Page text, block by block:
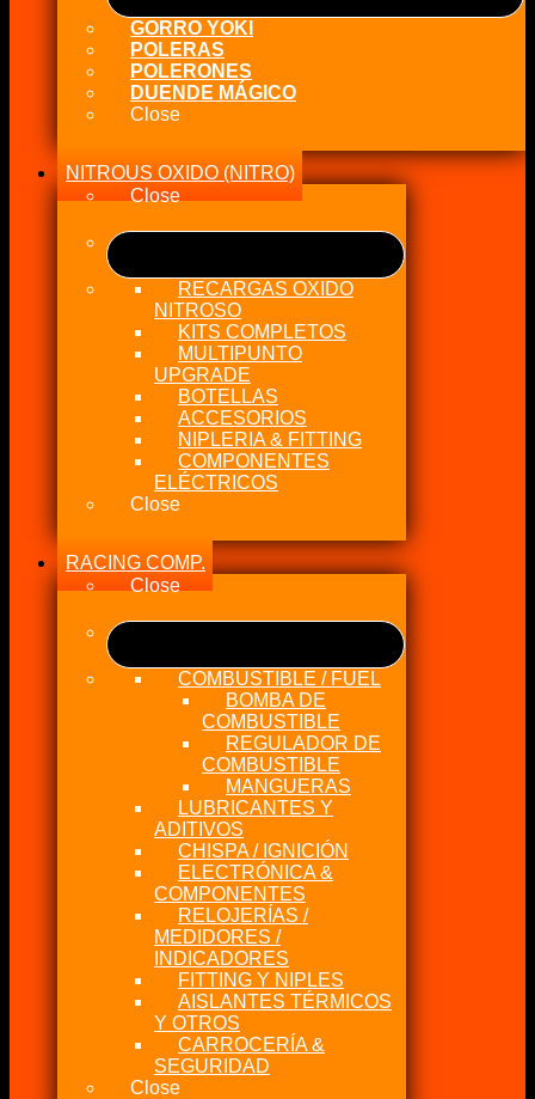
GORRO YOKI
POLERAS
POLERONES
DUENDE MÁGICO
Close
NITROUS OXIDO (NITRO)
Close
RECARGAS OXIDO
NITROSO
KITS COMPLETOS
MULTIPUNTO
UPGRADE
BOTELLAS
ACCESORIOS
NIPLERIA & FITTING
COMPONENTES
ELÉCTRICOS
Close
RACING COMP.
Close
COMBUSTIBLE / FUEL
BOMBA DE
COMBUSTIBLE
REGULADOR DE
COMBUSTIBLE
MANGUERAS
LUBRICANTES Y
ADITIVOS
CHISPA / IGNICIÓN
ELECTRÓNICA &
COMPONENTES
RELOJERÍAS /
MEDIDORES /
INDICADORES
FITTING Y NIPLES
AISLANTES TÉRMICOS
Y OTROS
CARROCERÍA &
SEGURIDAD
Close